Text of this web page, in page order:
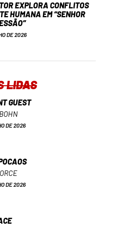
EXPLORA CONFLITOS
HUMANA EM “SENHOR
DE 2026
LIDAS
GUEST
DE 2026
DE 2026